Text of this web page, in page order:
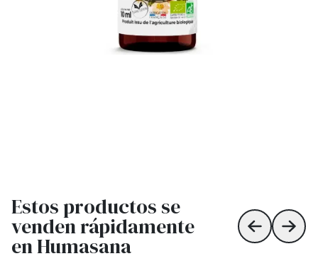
Estos productos se
venden rápidamente
en Humasana Skip toSkip